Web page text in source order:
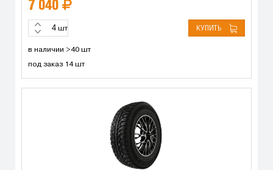
7 040
шт КУПИТЬ
в наличии >40 шт
под заказ 14 шт